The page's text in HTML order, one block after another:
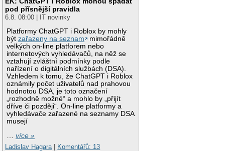
pod přísnější pravidla
6.8. 08:00 | IT novinky
Platformy ChatGPT i Roblox by mohly
býtzařazeny na seznam
mimořádně
velkých on-line platforem nebo
internetových vyhledávačů, na něž se
vztahují zvláštní podmínky podle
nařízení o digitálních službách (DSA).
Vzhledem k tomu, že ChatGPT i Roblox
oznámily počet uživatelů nad prahovou
hodnotou DSA, je toto označení
„rozhodně možné“ a mohlo by „přijít
dříve či později“. On-line platformy a
vyhledávače zařazené na seznamy DSA
musejí
…více »
Ladislav Hagara | Komentářů: 13